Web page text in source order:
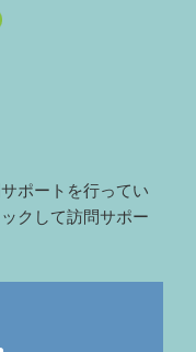
ポートを行ってい
クして訪問サポー